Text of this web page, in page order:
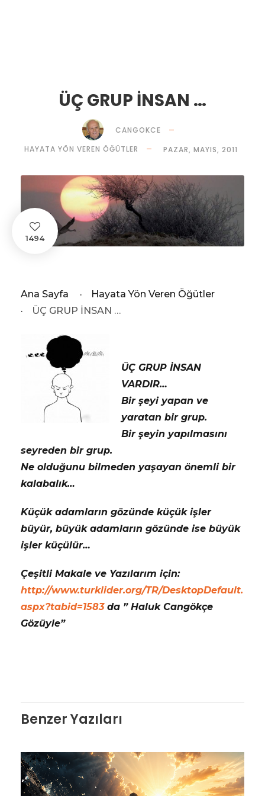
ÜÇ GRUP İNSAN …
CANGOKCE
HAYATA YÖN VEREN ÖĞÜTLER
PAZAR, MAYIS, 2011
1494
Ana Sayfa ·
Hayata Yön Veren Öğütler
·
ÜÇ GRUP İNSAN …
ÜÇ GRUP İNSAN
VARDIR…
Bir şeyi yapan ve
yaratan bir grup.
Bir şeyin yapılmasını
seyreden bir grup.
Ne olduğunu bilmeden yaşayan önemli bir
kalabalık…
Küçük adamların gözünde küçük işler
büyür, büyük adamların gözünde ise büyük
işler küçülür…
Çeşitli Makale ve Yazılarım için:
http://www.turklider.org/TR/DesktopDefault.
aspx?tabid=1583da ” Haluk Cangökçe
Gözüyle”
Benzer Yazıları